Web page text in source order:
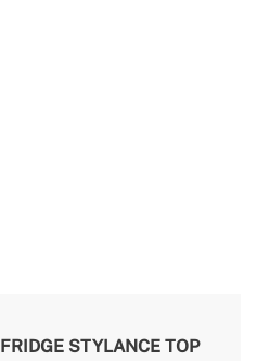
FRIDGE STYLANCE TOP